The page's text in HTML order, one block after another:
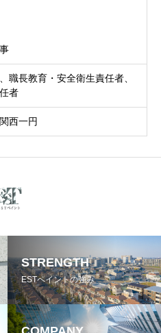
職長教育・安全衛生責任者、
者
西一円
STRENGTH
ESTペイントの強み